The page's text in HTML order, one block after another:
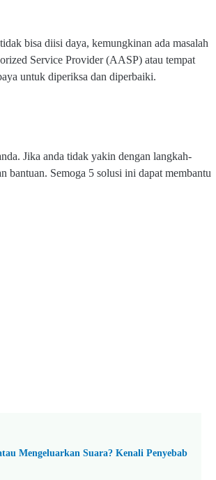
bisa diisi daya, kemungkinan ada masalah
Service Provider (AASP) atau tempat
untuk diperiksa dan diperbaiki.
Jika anda tidak yakin dengan langkah-
bantuan. Semoga 5 solusi ini dapat membantu
Mengeluarkan Suara? Kenali Penyebab